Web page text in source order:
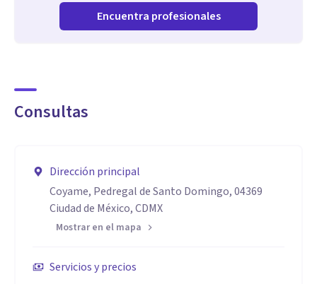
Encuentra profesionales
Consultas
Dirección principal
Coyame, Pedregal de Santo Domingo, 04369
Ciudad de México, CDMX
Mostrar en el mapa
Servicios y precios